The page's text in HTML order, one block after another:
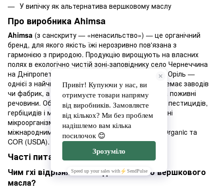
У випічку як альтернатива вершковому маслу
Про виробника Ahimsa
Ahimsa (з санскриту — «ненасильство») — це органічний
бренд, для якого якість їжі нерозривно пов'язана з
гармонією з природою. Продукцію вирощують на власних
полях в екологічно чистій зоні-заповіднику село Чернеччина
на Дніпропетровщині: землю зрошує вода річки Оріль —
однієї з найчистіших в Європі, у радіусі 100 км немає заводів
чи фабрик, а грунт тут чорноземний, багатий на поживні
речовини. Обробіток ведеться без синтетичних пестицидів,
гербіцидів і мінеральних добрив — лише природні
мікроорганізми. Якість продукції підтверджена
міжнародними органічними сертифікатами EU Organic та
COR (USDA).
Часті питання
Чим гхі відрізняється від звичайного вершкового
масла?